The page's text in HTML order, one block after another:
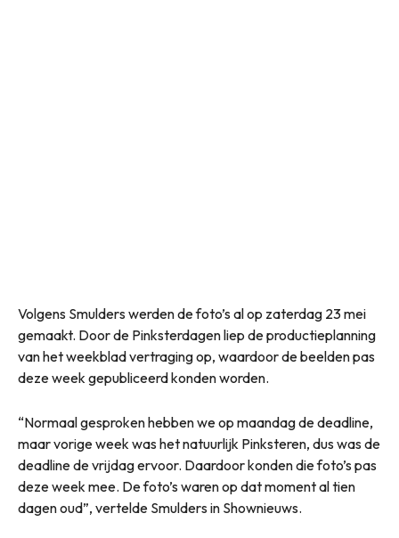
Volgens Smulders werden de foto’s al op zaterdag 23 mei
gemaakt. Door de Pinksterdagen liep de productieplanning
van het weekblad vertraging op, waardoor de beelden pas
deze week gepubliceerd konden worden.
“Normaal gesproken hebben we op maandag de deadline,
maar vorige week was het natuurlijk Pinksteren, dus was de
deadline de vrijdag ervoor. Daardoor konden die foto’s pas
deze week mee. De foto’s waren op dat moment al tien
dagen oud”, vertelde Smulders in Shownieuws.